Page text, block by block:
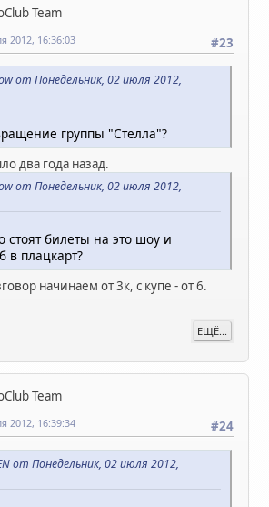
Team
#23
2012, 16:36:03
от Понедельник, 02 июля 2012,
группы "Стелла"?
два года назад.
от Понедельник, 02 июля 2012,
стоят билеты на это шоу и
в плацкарт?
начинаем от 3к, с купе - от 6.
ЕЩЁ...
Team
#24
2012, 16:39:34
от Понедельник, 02 июля 2012,